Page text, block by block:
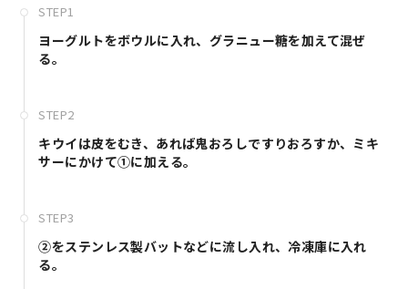
STEP1
ヨーグルトをボウルに入れ、グラニュー糖を加えて混ぜ
る。
STEP2
キウイは皮をむき、あれば鬼おろしですりおろすか、ミキ
サーにかけて①に加える。
STEP3
②をステンレス製バットなどに流し入れ、冷凍庫に入れ
る。